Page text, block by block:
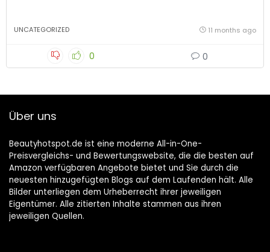
UNCATEGORIZED 11 months ago
0 0
Über uns
Beautyhotspot.de ist eine moderne All-in-One-
Preisvergleichs- und Bewertungswebsite, die die besten auf
Amazon verfügbaren Angebote bietet und Sie durch die
neuesten hinzugefügten Blogs auf dem Laufenden hält. Alle
Bilder unterliegen dem Urheberrecht ihrer jeweiligen
Eigentümer. Alle zitierten Inhalte stammen aus ihren
jeweiligen Quellen.